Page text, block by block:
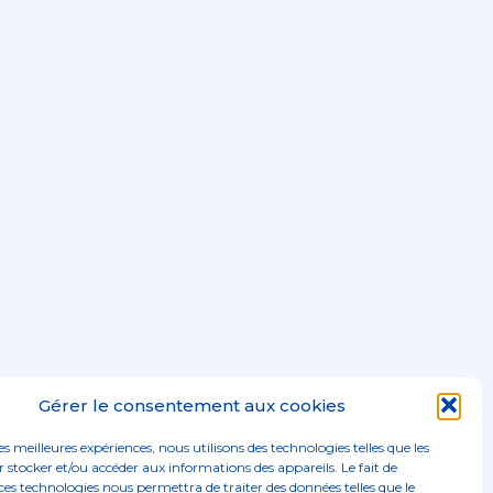
Gérer le consentement aux cookies
meilleures expériences, nous utilisons des technologies telles que les
stocker et/ou accéder aux informations des appareils. Le fait de
technologies nous permettra de traiter des données telles que le